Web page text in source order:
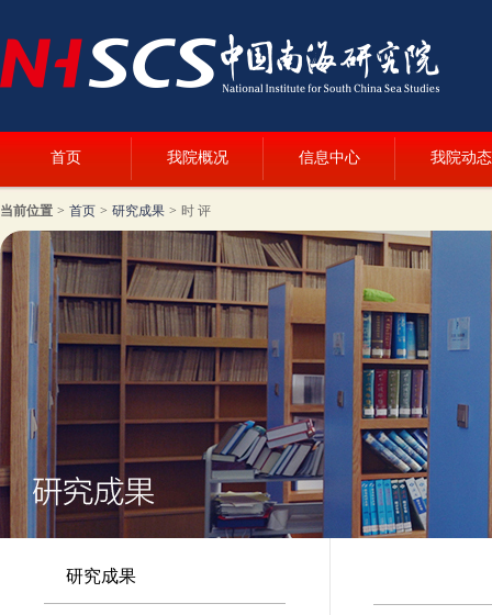
首页 我院概况 信息中心 我院动态
当前位置 > 首页 > 研究成果 > 时 评
研究成果